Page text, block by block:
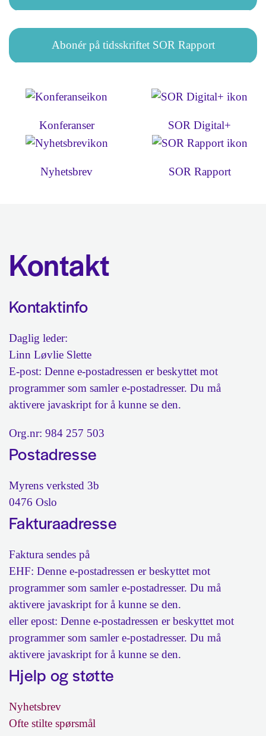
Abonér på tidsskriftet SOR Rapport
Konferanser SOR Digital+
Nyhetsbrev SOR Rapport
Kontakt
Kontaktinfo
Daglig leder:
Linn Løvlie Slette
E-post: Denne e-postadressen er beskyttet mot
programmer som samler e-postadresser. Du må
aktivere javaskript for å kunne se den.
Org.nr: 984 257 503
Postadresse
Myrens verksted 3b
0476 Oslo
Fakturaadresse
Faktura sendes på
EHF: Denne e-postadressen er beskyttet mot
programmer som samler e-postadresser. Du må
aktivere javaskript for å kunne se den.
eller epost: Denne e-postadressen er beskyttet mot
programmer som samler e-postadresser. Du må
aktivere javaskript for å kunne se den.
Hjelp og støtte
Nyhetsbrev
Ofte stilte spørsmål